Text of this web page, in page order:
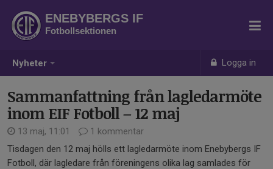
Nyheter Logga in
ENEBYBERGS IF
Fotbollsektionen
Sammanfattning från lagledarmöte
inom EIF Fotboll – 12 maj
13 maj, 11:01
1 kommentar
Tisdagen den 12 maj hölls ett lagledarmöte inom Enebybergs IF
Fotboll, där lagledare från föreningens olika lag samlades för